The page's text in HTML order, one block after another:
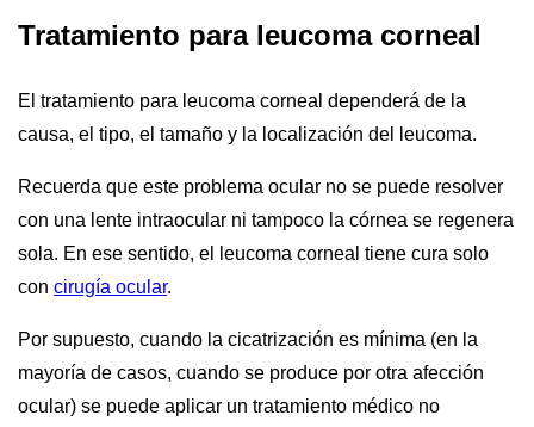
Tratamiento para leucoma corneal
El tratamiento para leucoma corneal dependerá de la
causa, el tipo, el tamaño y la localización del leucoma.
Recuerda que este problema ocular no se puede resolver
con una lente intraocular ni tampoco la córnea se regenera
sola. En ese sentido, el leucoma corneal tiene cura solo
con cirugía ocular.
Por supuesto, cuando la cicatrización es mínima (en la
mayoría de casos, cuando se produce por otra afección
ocular) se puede aplicar un tratamiento médico no